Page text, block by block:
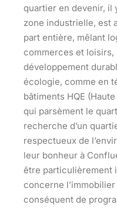
quartier en devenir, il
zone industrielle, est
part entière, mêlant
commerces et loisirs,
développement
écologie, comme en
bâtiments HQE
qui parsèment le
recherche d’un
respectueux de
leur bonheur à
être particulièrement
concerne
conséquent de